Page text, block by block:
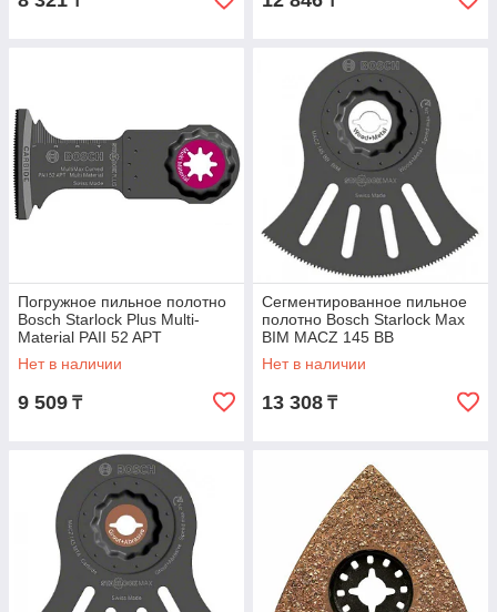
Погружное пильное полотно
Bosch Starlock Plus Multi-
Material PAII 52 APT
Нет в наличии
9 509 ₸
Сегментированное пильное
полотно Bosch Starlock Max
BIM MACZ 145 BB
Нет в наличии
13 308 ₸